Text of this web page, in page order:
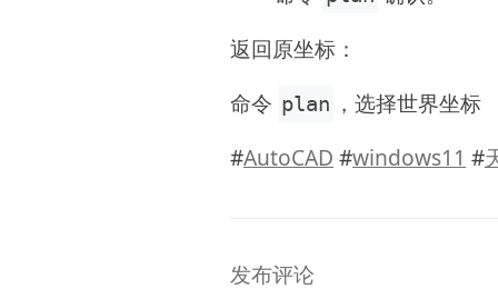
返回原坐标：
命令 plan ，选择世界坐标
#AutoCAD #windows11 #
发布评论